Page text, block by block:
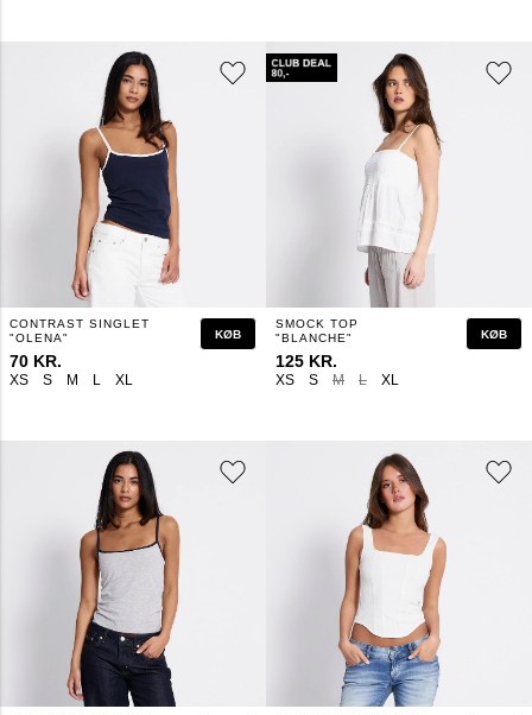
XS S M L XL
CONTRAST SINGLET
"OLENA"
70 KR.
KØB
XS S M L XL
SMOCK TOP
"BLANCHE"
125 KR.
KØB